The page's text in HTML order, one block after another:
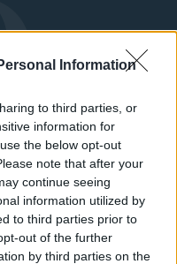
Information
to third parties, or
information for
the below opt-out
note that after your
continue seeing
information utilized by
to third parties prior to
out of the further
by third parties on the